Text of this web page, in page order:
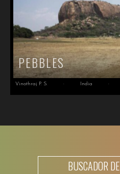
PEBBLES
Vinothraj P. S. · India ·
BUSCADOR DE